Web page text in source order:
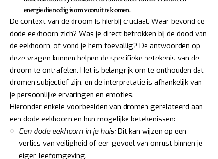
energie die nodig is om vooruit te komen.
De context van de droom is hierbij cruciaal. Waar bevond de
dode eekhoorn zich? Was je direct betrokken bij de dood van
de eekhoorn, of vond je hem toevallig? De antwoorden op
deze vragen kunnen helpen de specifieke betekenis van de
droom te ontrafelen. Het is belangrijk om te onthouden dat
dromen subjectief zijn, en de interpretatie is afhankelijk van
je persoonlijke ervaringen en emoties.
Hieronder enkele voorbeelden van dromen gerelateerd aan
een dode eekhoorn en hun mogelijke betekenissen:
Een dode eekhoorn in je huis:Dit kan wijzen op een
verlies van veiligheid of een gevoel van onrust binnen je
eigen leefomgeving.